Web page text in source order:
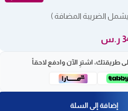
الضريبة المضافة )
طريقتك، اشترِ الآن وادفع لاحقاً
إضافة إلى السلة